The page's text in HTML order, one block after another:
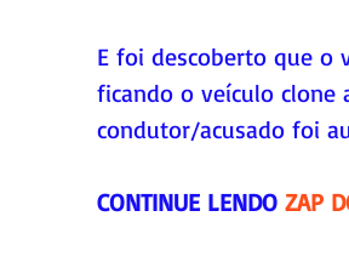
E foi descoberto que o
ficando o veículo clone
condutor/acusado foi
CONTINUE LENDO ZAP